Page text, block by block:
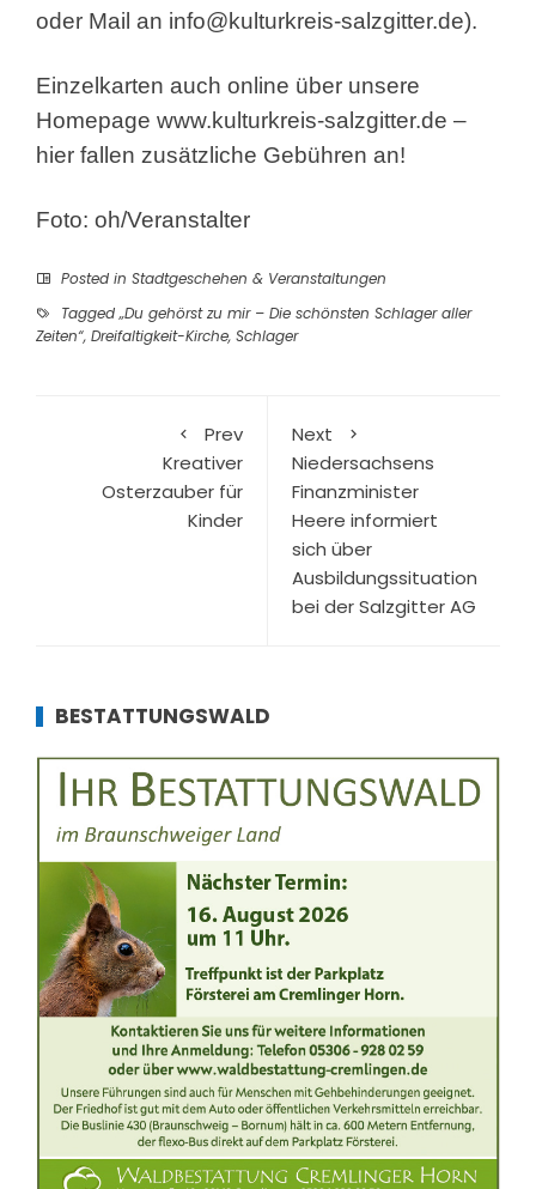
oder Mail an info@kulturkreis-salzgitter.de).
Einzelkarten auch online über unsere
Homepage www.kulturkreis-salzgitter.de –
hier fallen zusätzliche Gebühren an!
Foto: oh/Veranstalter
Posted in Stadtgeschehen & Veranstaltungen
Tagged„Du gehörst zu mir – Die schönsten Schlager aller
Zeiten“, Dreifaltigkeit-Kirche, Schlager
Prev
Kreativer
Osterzauber für
Kinder
Next
Niedersachsens
Finanzminister
Heere informiert
sich über
Ausbildungssituation
bei der Salzgitter AG
BESTATTUNGSWALD